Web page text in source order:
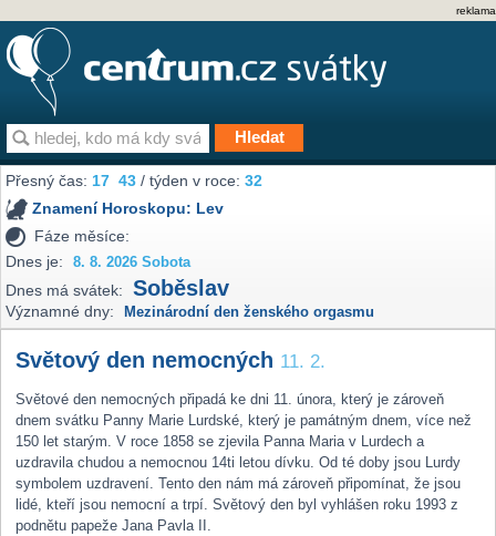
reklama
Přesný čas:17 43 / týden v roce:32
Znamení Horoskopu: Lev
Fáze měsíce:
Dnes je:
8. 8. 2026 Sobota
Dnes má svátek: Soběslav
Významné dny: Mezinárodní den ženského orgasmu
Světový den nemocných 11. 2.
Světové den nemocných připadá ke dni 11. února, který je zároveň
dnem svátku Panny Marie Lurdské, který je památným dnem, více než
150 let starým. V roce 1858 se zjevila Panna Maria v Lurdech a
uzdravila chudou a nemocnou 14ti letou dívku. Od té doby jsou Lurdy
symbolem uzdravení. Tento den nám má zároveň připomínat, že jsou
lidé, kteří jsou nemocní a trpí. Světový den byl vyhlášen roku 1993 z
podnětu papeže Jana Pavla II.